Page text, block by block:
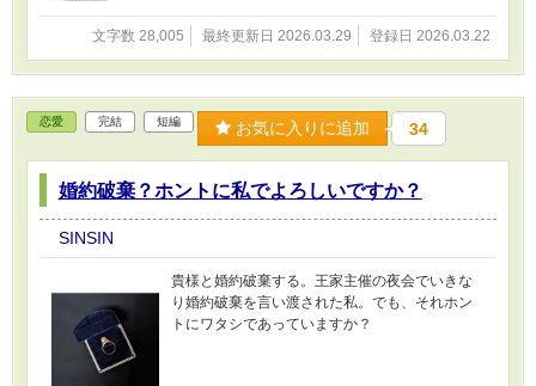
文字数 28,005 最終更新日 2026.03.29 登録日 2026.03.22
恋愛 完結 短編 お気に入りに追加 34
婚約破棄？ホントに私でよろしいですか？
SINSIN
貴様と婚約破棄する。王家主催の夜会でいきな
り婚約破棄を言い渡された私。でも、それホン
トにワタシであっていますか？